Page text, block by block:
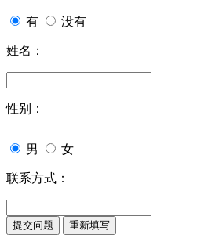
有 没有
姓名：
性别：
男 女
联系方式：